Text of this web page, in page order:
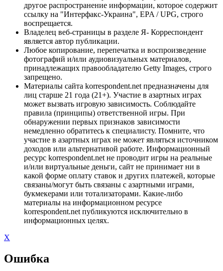
другое распространение информации, которое содержит
ссылку на "Интерфакс-Украина", EPA / UPG, строго
воспрещается.
Владелец веб-страницы в разделе Я- Корреспондент
является автор публикации.
Любое копирование, перепечатка и воспроизведение
фотографий и/или аудиовизуальных материалов,
принадлежащих правообладателю Getty Images, строго
запрещено.
Материалы сайта korrespondent.net предназначены для
лиц старше 21 года (21+). Участие в азартных играх
может вызвать игровую зависимость. Соблюдайте
правила (принципы) ответственной игры. При
обнаружении первых признаков зависимости
немедленно обратитесь к специалисту. Помните, что
участие в азартных играх не может являться источником
доходов или альтернативой работе. Информационный
ресурс korrespondent.net не проводит игры на реальные
и/или виртуальные деньги, сайт не принимает ни в
какой форме оплату ставок и других платежей, которые
связаны/могут быть связаны с азартными играми,
букмекерами или тотализаторами. Какие-либо
материалы на информационном ресурсе
korrespondent.net публикуются исключительно в
информационных целях.
X
Ошибка